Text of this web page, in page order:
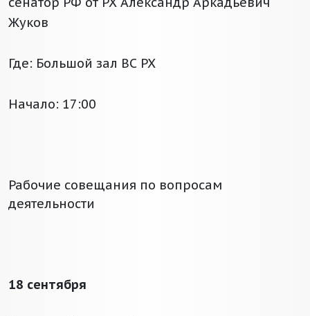
Жуков
Где: Большой зал ВС РХ
Начало: 17:00
Рабочие совещания по вопросам
деятельности
18 сентября